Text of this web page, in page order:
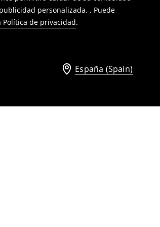
personalizada. . Puede
Política de privacidad.
España (Spain)